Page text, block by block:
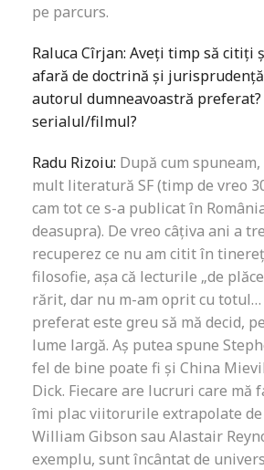
pe parcurs.
Raluca Cîrjan: Aveți timp să citiți
afară de doctrină și
autorul dumneavoastră
serialul/filmul?
Radu Rizoiu: După cum
mult literatură SF (timp de vreo
cam tot ce s-a publicat în
deasupra). De vreo câțiva ani a
recuperez ce nu am citit în
filosofie, așa că lecturile „de
rărit, dar nu m-am oprit cu totul…
preferat este greu să mă decid,
lume largă. Aș putea spune
fel de bine poate fi și China
Dick. Fiecare are lucruri care mă
îmi plac viitorurile extrapolate
William Gibson sau Alastair
exemplu, sunt încântat de